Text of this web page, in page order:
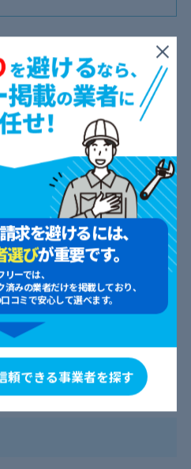
でフィルターなどを掃除してくれ
けで完璧というほどではありませ
アコンクリーニングを頼むと良い
なる
どが溜まると、出てくる風が臭く
コンから室内へ排出される
、不快な臭いがしていては気持ち
す。
求を避けるには、
選びが重要です。
リーでは、
みの業者だけを掲載しており、
コミで安心して選べます。
頼できる事業者を探す